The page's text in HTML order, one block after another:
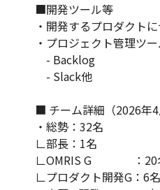
■開発ツール等
・開発するプロダクト
・プロジェクト管理ツ
- Backlog
- Slack他
■ チーム詳細（2026年4
・総勢：32名
∟部長：1名
∟OMRIS G　　　   ：20
∟プロダクト開発G：6名